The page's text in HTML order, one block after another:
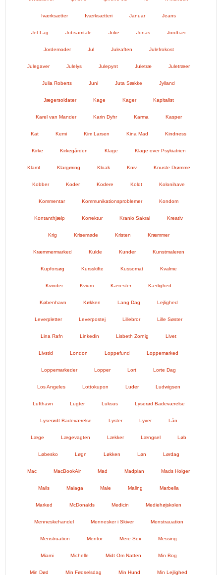
Iværksætter Iværksætteri Januar Jeans
Jet Lag Jobsamtale Joke Jonas Jordbær
Jordemoder Jul Juleaften Julefrokost
Julegaver Julelys Julepynt Juletræ Juletræer
Julia Roberts Juni Juta Sække Jylland
Jægersoldater Kage Kager Kapitalist
Karel van Mander Karin Dyhr Karma Kasper
Kat Kemi Kim Larsen Kina Mad Kindness
Kirke Kirkegården Klage Klage over Psykiatrien
Klamt Klargøring Kloak Kniv Knuste Drømme
Kobber Koder Kodere Koldt Kolonihave
Kommentar Kommunikationsproblemer Kondom
Kontanthjælp Korrektur Kranio Sakral Kreativ
Krig Krisemøde Kristen Kræmmer
Kræmmermarked Kulde Kunder Kunstmaleren
Kupforsøg Kursskifte Kussomat Kvalme
Kvinder Kvium Kærester Kærlighed
København Køkken Lang Dag Lejlighed
Leverpletter Leverpostej Lillebror Lille Søster
Lina Rafn Linkedin Lisbeth Zornig Livet
Livstid London Loppefund Loppemarked
Loppemarkeder Lopper Lort Lorte Dag
Los Angeles Lottokupon Luder Ludwigsen
Lufthavn Lugter Luksus Lyserød Badeværelse
Lyserødt Badeværelse Lyster Lyver Lån
Læge Lægevagten Lækker Længsel Løb
Løbesko Løgn Løkken Løn Lørdag
Mac MacBookAir Mad Madplan Mads Holger
Mails Malaga Male Maling Marbella
Marked McDonalds Medicin Mediehøjskolen
Menneskehandel Mennesker i Skiver Menstrauation
Menstruation Mentor Mere Sex Messing
Miami Michelle Midt Om Natten Min Bog
Min Død Min Fødselsdag Min Hund Min Lejlighed